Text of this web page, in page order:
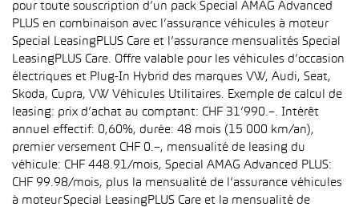
pour toute souscription d’un pack Special AMAG Advanced
PLUS en combinaison avec l’assurance véhicules à moteur
Special LeasingPLUS Care et l’assurance mensualités Special
LeasingPLUS Care. Offre valable pour les véhicules d’occasion
électriques et Plug-In Hybrid des marques VW, Audi, Seat,
Skoda, Cupra, VW Véhicules Utilitaires. Exemple de calcul de
leasing: prix d’achat au comptant: CHF 31’990.–. Intérêt
annuel effectif: 0,60%, durée: 48 mois (15 000 km/an),
premier versement CHF 0.–, mensualité de leasing du
véhicule: CHF 448.91/mois, Special AMAG Advanced PLUS:
CHF 99.98/mois, plus la mensualité de l’assurance véhicules
à moteur Special LeasingPLUS Care et la mensualité de